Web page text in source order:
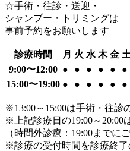
☆手術・往診・送迎・
シャンプー・トリミングは
事前予約をお願いします
診療時間 月 火 水 木 金 土
9:00〜12:00 ● ● ● ● ● ●
15:00〜19:00 ● ● ● ● ● ●
※13:00～15:00は手術・往診
※上記診療日の19:00～20:00
（時間外診療：19:00までに
※診療の受付時間を診療終了